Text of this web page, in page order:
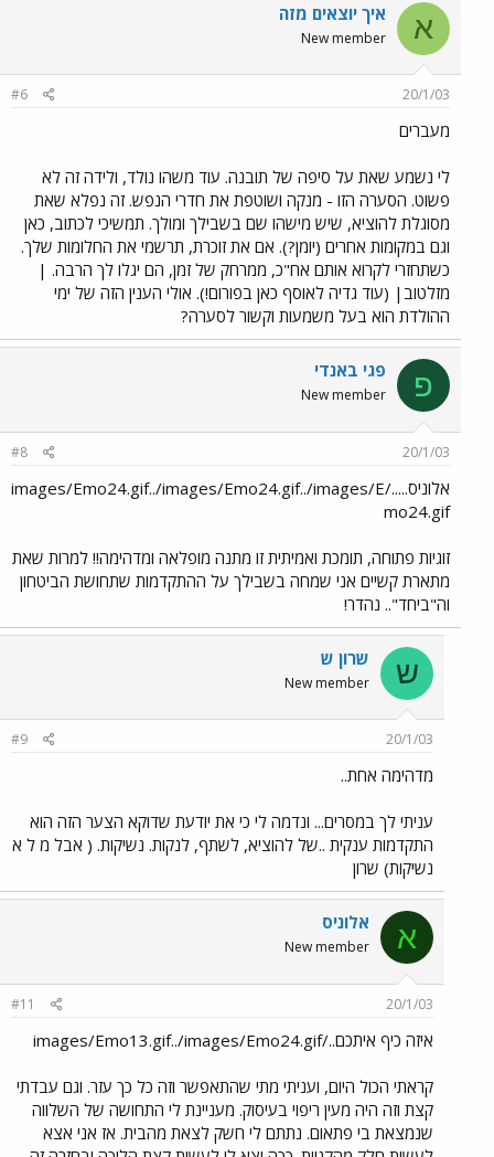
א איך יוצאים מזה
New member
20/1/03
#6
מעברים
לי נשמע שאת על סיפה של תובנה. עוד משהו נולד, ולידה זה לא
פשוט. הסערה הזו - מנקה ושוטפת את חדרי הנפש. זה נפלא שאת
מסוגלת להוציא, שיש מישהו שם בשבילך ומולך. תמשיכי לכתוב, כאן
וגם במקומות אחרים (יומן?). אם את זוכרת, תרשמי את החלומות שלך.
כשתחזרי לקרוא אותם אח"כ, ממרחק של זמן, הם יגלו לך הרבה. |
מזלטוב| (עוד גדיה לאוסף כאן בפורום!). אולי הענין הזה של ימי
ההולדת הוא בעל משמעות וקשור לסערה?
פ פגי באנדי
New member
20/1/03
#8
אלוניס...../images/Emo24.gif../images/Emo24.gif../images/E
mo24.gif
זוגיות פתוחה, תומכת ואמיתית זו מתנה מופלאה ומדהימה!! למרות שאת
מתארת קשיים אני שמחה בשבילך על ההתקדמות שתחושת הביטחון
וה"ביחד".. נהדר!
ש שרון ש
New member
20/1/03
#9
מדהימה אחת..
עניתי לך במסרים... ונדמה לי כי את יודעת שדוקא הצער הזה הוא
התקדמות ענקית ..של להוציא, לשתף, לנקות. נשיקות. ( אבל מ ל א
נשיקות) שרון
א אלוניס
New member
20/1/03
#11
איזה כיף איתכם../images/Emo13.gif../images/Emo24.gif
קראתי הכול היום, ועניתי מתי שהתאפשר וזה כל כך עזר. וגם עבדתי
קצת וזה היה מעין ריפוי בעיסוק. מעניינת לי התחושה של השלווה
שנמצאת בי פתאום. נתתם לי חשק לצאת מהבית. אז אני אצא